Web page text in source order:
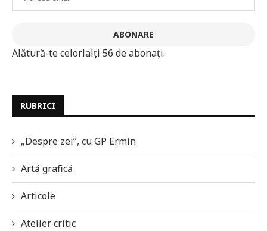
ABONARE
Alătură-te celorlalți 56 de abonați.
RUBRICI
„Despre zei”, cu GP Ermin
Artă grafică
Articole
Atelier critic